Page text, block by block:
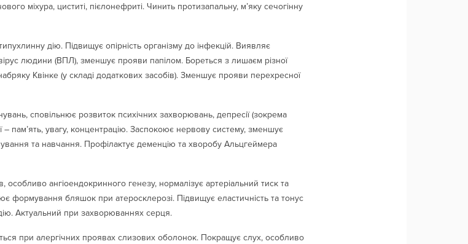
міхура, циститі, пієлонефриті. Чинить протизапальну, м’яку сечогінну
дію. Підвищує опірність організму до інфекцій. Виявляє
людини (ВПЛ), зменшує прояви папілом. Бореться з лишаєм різної
Квінке (у складі додаткових засобів). Зменшує прояви перехресної
сповільнює розвиток психічних захворювань, депресії (зокрема
– пам’ять, увагу, концентрацію. Заспокоює нервову систему, зменшує
та навчання. Профілактує деменцію та хворобу Альцгеймера
особливо ангіоендокринного генезу, нормалізує артеріальний тиск та
формування бляшок при атеросклерозі. Підвищує еластичність та тонус
Актуальний при захворюваннях серця.
при алергічних проявах слизових оболонок. Покращує слух, особливо